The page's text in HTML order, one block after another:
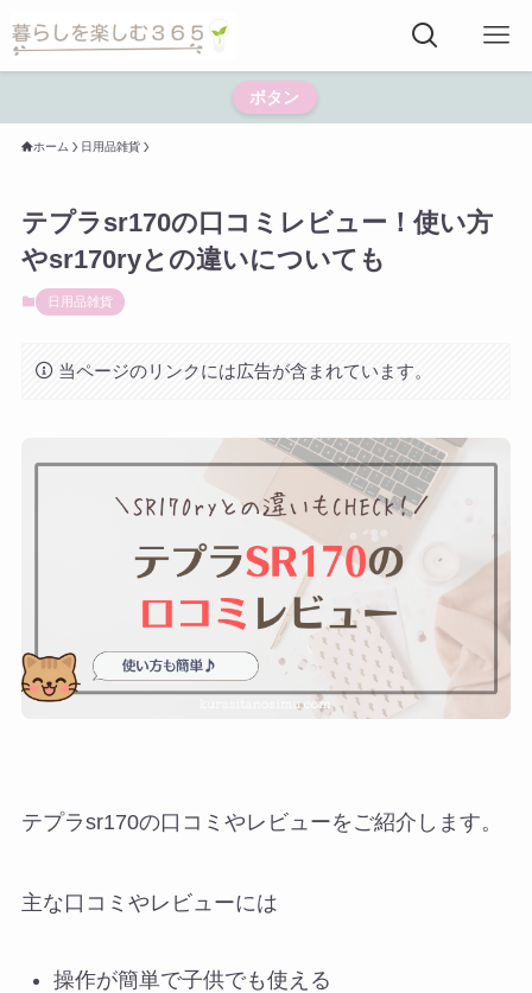
ボタン
ホーム 日用品雑貨
テプラsr170の口コミレビュー！使い方
やsr170ryとの違いについても
日用品雑貨
当ページのリンクには広告が含まれています。
テプラsr170の口コミやレビューをご紹介します。
主な口コミやレビューには
操作が簡単で子供でも使える